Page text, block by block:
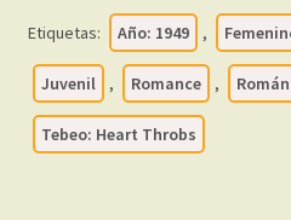
Inglés
USA
Original
-
Etiquetas: Año: 1949 ,
Juvenil , Romance ,
Tebeo: Heart Throbs